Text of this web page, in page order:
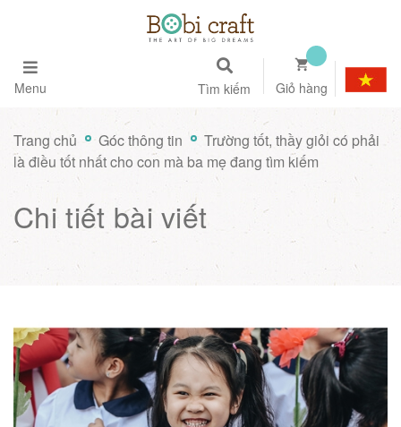
Menu Tìm kiếm Giỏ hàng
Trang chủ Góc thông tin
Trường tốt, thầy giỏi có phải
là điều tốt nhất cho con mà ba mẹ đang tìm kiếm
Chi tiết bài viết